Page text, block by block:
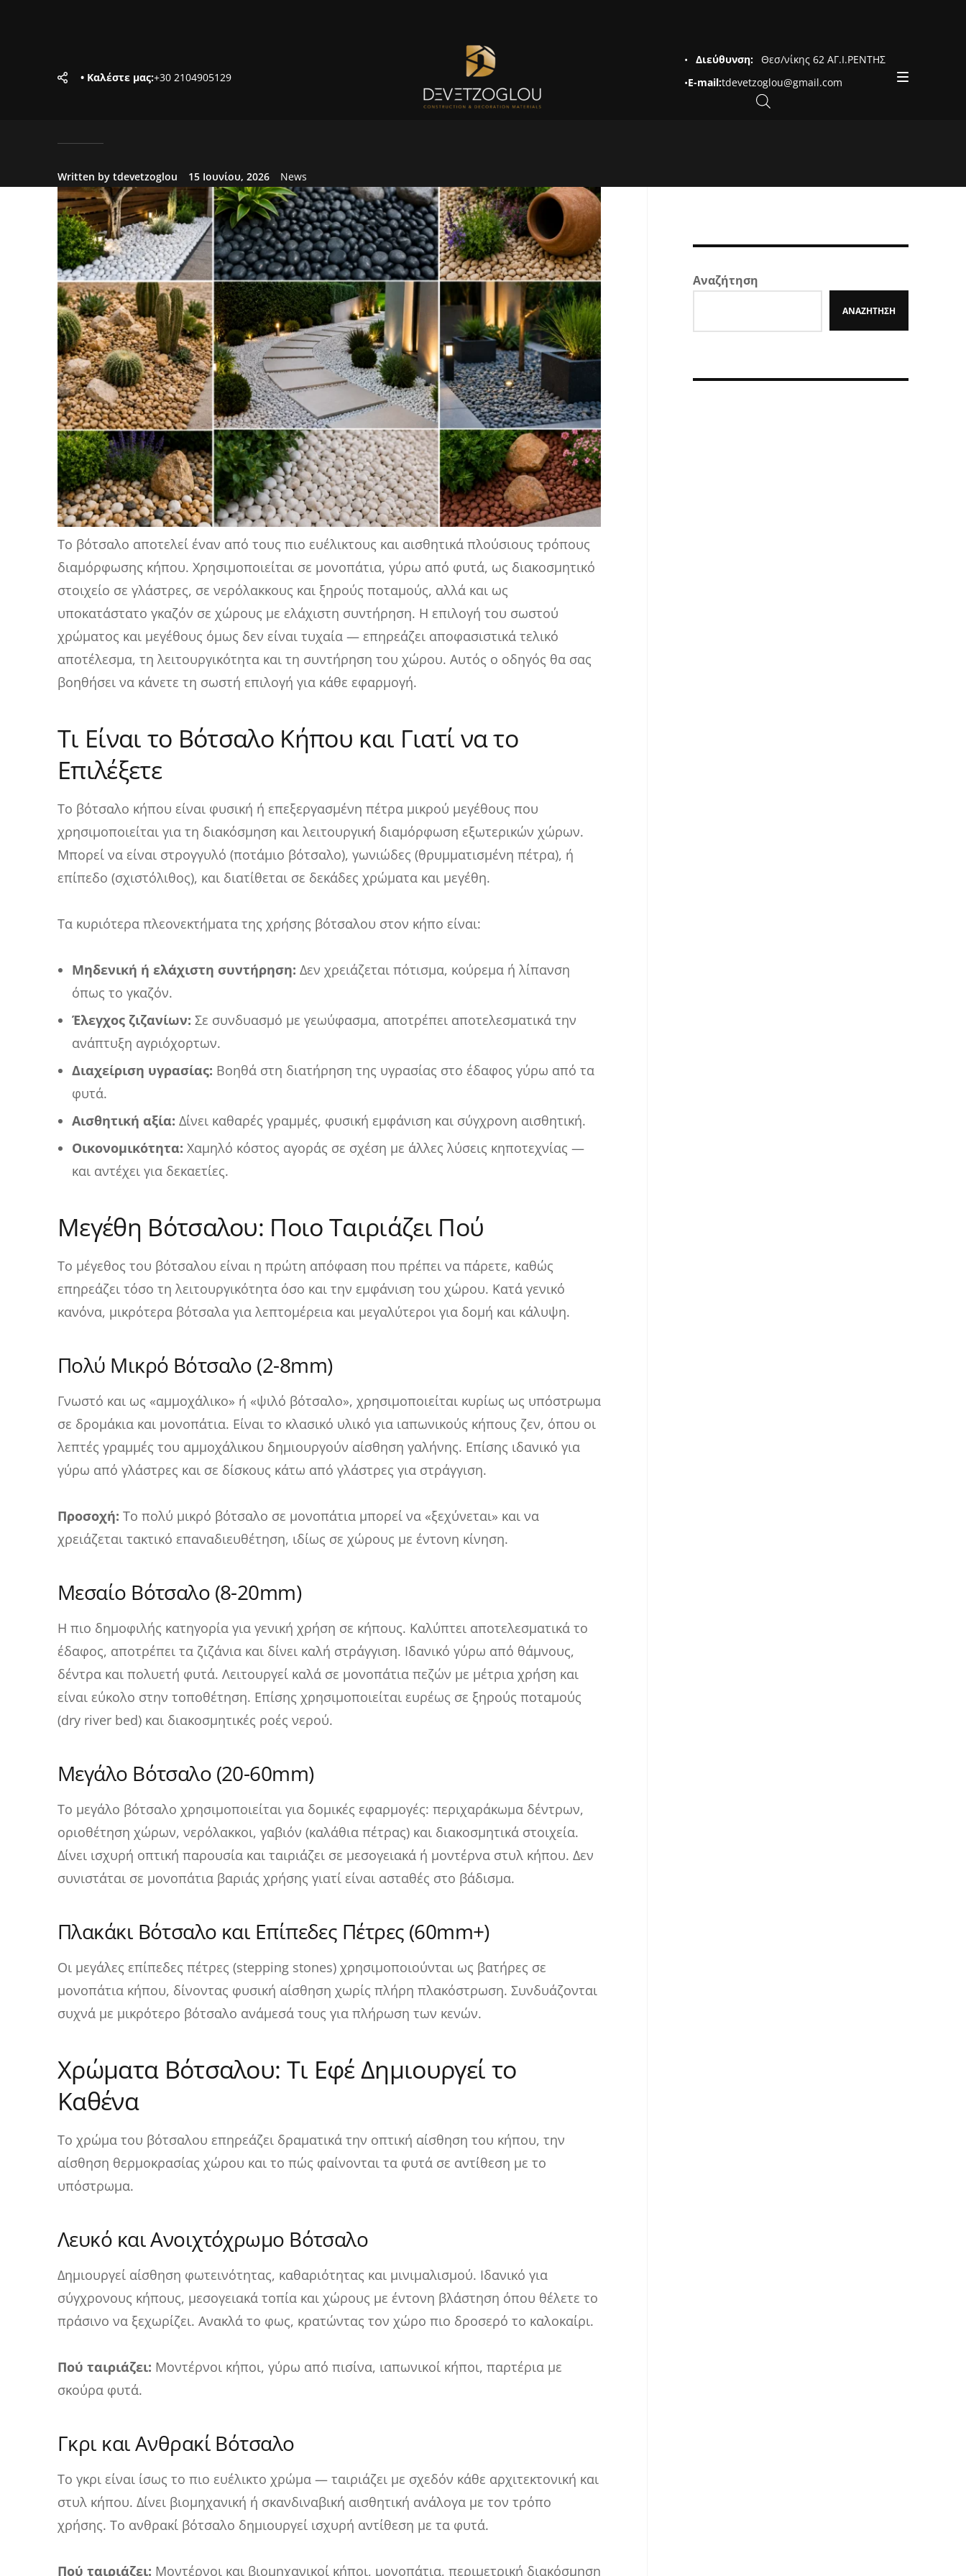
• Καλέστε μας:+30 2104905129
• Διεύθυνση: Θεσ/νίκης 62 ΑΓ.Ι.ΡΕΝΤΗΣ
•E-mail:tdevetzoglou@gmail.com
Written by tdevetzoglou 15 Ιουνίου, 2026 News
Το βότσαλο αποτελεί έναν από τους πιο ευέλικτους και αισθητικά πλούσιους τρόπους
διαμόρφωσης κήπου. Χρησιμοποιείται σε μονοπάτια, γύρω από φυτά, ως διακοσμητικό
στοιχείο σε γλάστρες, σε νερόλακκους και ξηρούς ποταμούς, αλλά και ως
υποκατάστατο γκαζόν σε χώρους με ελάχιστη συντήρηση. Η επιλογή του σωστού
χρώματος και μεγέθους όμως δεν είναι τυχαία — επηρεάζει αποφασιστικά τελικό
αποτέλεσμα, τη λειτουργικότητα και τη συντήρηση του χώρου. Αυτός ο οδηγός θα σας
βοηθήσει να κάνετε τη σωστή επιλογή για κάθε εφαρμογή.
Τι Είναι το Βότσαλο Κήπου και Γιατί να το
Επιλέξετε
Το βότσαλο κήπου είναι φυσική ή επεξεργασμένη πέτρα μικρού μεγέθους που
χρησιμοποιείται για τη διακόσμηση και λειτουργική διαμόρφωση εξωτερικών χώρων.
Μπορεί να είναι στρογγυλό (ποτάμιο βότσαλο), γωνιώδες (θρυμματισμένη πέτρα), ή
επίπεδο (σχιστόλιθος), και διατίθεται σε δεκάδες χρώματα και μεγέθη.
Τα κυριότερα πλεονεκτήματα της χρήσης βότσαλου στον κήπο είναι:
Μηδενική ή ελάχιστη συντήρηση: Δεν χρειάζεται πότισμα, κούρεμα ή λίπανση
όπως το γκαζόν.
Έλεγχος ζιζανίων: Σε συνδυασμό με γεωύφασμα, αποτρέπει αποτελεσματικά την
ανάπτυξη αγριόχορτων.
Διαχείριση υγρασίας: Βοηθά στη διατήρηση της υγρασίας στο έδαφος γύρω από τα
φυτά.
Αισθητική αξία: Δίνει καθαρές γραμμές, φυσική εμφάνιση και σύγχρονη αισθητική.
Οικονομικότητα: Χαμηλό κόστος αγοράς σε σχέση με άλλες λύσεις κηποτεχνίας —
και αντέχει για δεκαετίες.
Μεγέθη Βότσαλου: Ποιο Ταιριάζει Πού
Το μέγεθος του βότσαλου είναι η πρώτη απόφαση που πρέπει να πάρετε, καθώς
επηρεάζει τόσο τη λειτουργικότητα όσο και την εμφάνιση του χώρου. Κατά γενικό
κανόνα, μικρότερα βότσαλα για λεπτομέρεια και μεγαλύτεροι για δομή και κάλυψη.
Πολύ Μικρό Βότσαλο (2-8mm)
Γνωστό και ως «αμμοχάλικο» ή «ψιλό βότσαλο», χρησιμοποιείται κυρίως ως υπόστρωμα
σε δρομάκια και μονοπάτια. Είναι το κλασικό υλικό για ιαπωνικούς κήπους ζεν, όπου οι
λεπτές γραμμές του αμμοχάλικου δημιουργούν αίσθηση γαλήνης. Επίσης ιδανικό για
γύρω από γλάστρες και σε δίσκους κάτω από γλάστρες για στράγγιση.
Προσοχή: Το πολύ μικρό βότσαλο σε μονοπάτια μπορεί να «ξεχύνεται» και να
χρειάζεται τακτικό επαναδιευθέτηση, ιδίως σε χώρους με έντονη κίνηση.
Μεσαίο Βότσαλο (8-20mm)
Η πιο δημοφιλής κατηγορία για γενική χρήση σε κήπους. Καλύπτει αποτελεσματικά το
έδαφος, αποτρέπει τα ζιζάνια και δίνει καλή στράγγιση. Ιδανικό γύρω από θάμνους,
δέντρα και πολυετή φυτά. Λειτουργεί καλά σε μονοπάτια πεζών με μέτρια χρήση και
είναι εύκολο στην τοποθέτηση. Επίσης χρησιμοποιείται ευρέως σε ξηρούς ποταμούς
(dry river bed) και διακοσμητικές ροές νερού.
Μεγάλο Βότσαλο (20-60mm)
Το μεγάλο βότσαλο χρησιμοποιείται για δομικές εφαρμογές: περιχαράκωμα δέντρων,
οριοθέτηση χώρων, νερόλακκοι, γαβιόν (καλάθια πέτρας) και διακοσμητικά στοιχεία.
Δίνει ισχυρή οπτική παρουσία και ταιριάζει σε μεσογειακά ή μοντέρνα στυλ κήπου. Δεν
συνιστάται σε μονοπάτια βαριάς χρήσης γιατί είναι ασταθές στο βάδισμα.
Πλακάκι Βότσαλο και Επίπεδες Πέτρες (60mm+)
Οι μεγάλες επίπεδες πέτρες (stepping stones) χρησιμοποιούνται ως βατήρες σε
μονοπάτια κήπου, δίνοντας φυσική αίσθηση χωρίς πλήρη πλακόστρωση. Συνδυάζονται
συχνά με μικρότερο βότσαλο ανάμεσά τους για πλήρωση των κενών.
Χρώματα Βότσαλου: Τι Εφέ Δημιουργεί το
Καθένα
Το χρώμα του βότσαλου επηρεάζει δραματικά την οπτική αίσθηση του κήπου, την
αίσθηση θερμοκρασίας χώρου και το πώς φαίνονται τα φυτά σε αντίθεση με το
υπόστρωμα.
Λευκό και Ανοιχτόχρωμο Βότσαλο
Δημιουργεί αίσθηση φωτεινότητας, καθαριότητας και μινιμαλισμού. Ιδανικό για
σύγχρονους κήπους, μεσογειακά τοπία και χώρους με έντονη βλάστηση όπου θέλετε το
πράσινο να ξεχωρίζει. Ανακλά το φως, κρατώντας τον χώρο πιο δροσερό το καλοκαίρι.
Πού ταιριάζει: Μοντέρνοι κήποι, γύρω από πισίνα, ιαπωνικοί κήποι, παρτέρια με
σκούρα φυτά.
Γκρι και Ανθρακί Βότσαλο
Το γκρι είναι ίσως το πιο ευέλικτο χρώμα — ταιριάζει με σχεδόν κάθε αρχιτεκτονική και
στυλ κήπου. Δίνει βιομηχανική ή σκανδιναβική αισθητική ανάλογα με τον τρόπο
χρήσης. Το ανθρακί βότσαλο δημιουργεί ισχυρή αντίθεση με τα φυτά.
Πού ταιριάζει: Μοντέρνοι και βιομηχανικοί κήποι, μονοπάτια, περιμετρική διακόσμηση
Αναζήτηση
ΑΝΑΖΉΤΗΣΗ